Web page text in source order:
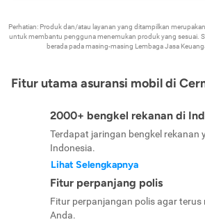
Perhatian: Produk dan/atau layanan yang ditampilkan
untuk membantu pengguna menemukan produk yang sesuai.
berada pada masing-masing Lembaga Jasa
Fitur utama asuransi mobil di
2000+ bengkel rekanan di
Terdapat jaringan bengkel rekanan
Indonesia.
Lihat Selengkapnya
Fitur perpanjang polis
Fitur perpanjangan polis agar terus
Anda.